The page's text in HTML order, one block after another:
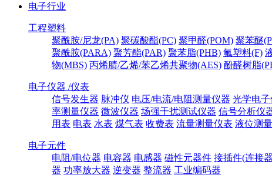
电子行业
工程塑料
聚酰胺/尼龙(PA) 聚碳酸酯(PC) 聚甲醛(POM) 聚苯醚
聚酰胺(PARA) 聚芳酯(PAR) 聚苯脂(PHB) 氟塑料(F)
物(MBS) 丙烯腈/乙烯/苯乙烯共聚物(AES) 酚醛树脂
电子仪器 /仪表
信号发生器 脉冲仪 电压/电流/电阻测量仪器 光学电子
率测量仪器 微波仪器 场强干扰测试仪器 信号分析仪
用表 电表 水表 煤气表 收费表 流量测量仪表 液位测
电子元件
电阻/电位器 电容器 电感器 磁性元器件 接插件(连接
器 功率放大器 逆变器 整流器 工业编码器